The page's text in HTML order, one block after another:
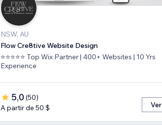
NSW, AU
Flow Cre8tive Website Design
⭐⭐⭐⭐⭐ Top Wix Partner | 400+ Websites | 10 Yrs
Experience
5,0 (50)
A partir de 50 $
Ver